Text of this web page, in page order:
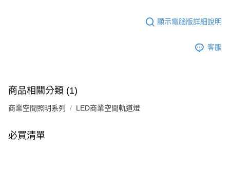
顯示電腦版詳細說明
客服
商品相關分類 (1)
商業空間照明系列 LED商業空間軌道燈
必買清單